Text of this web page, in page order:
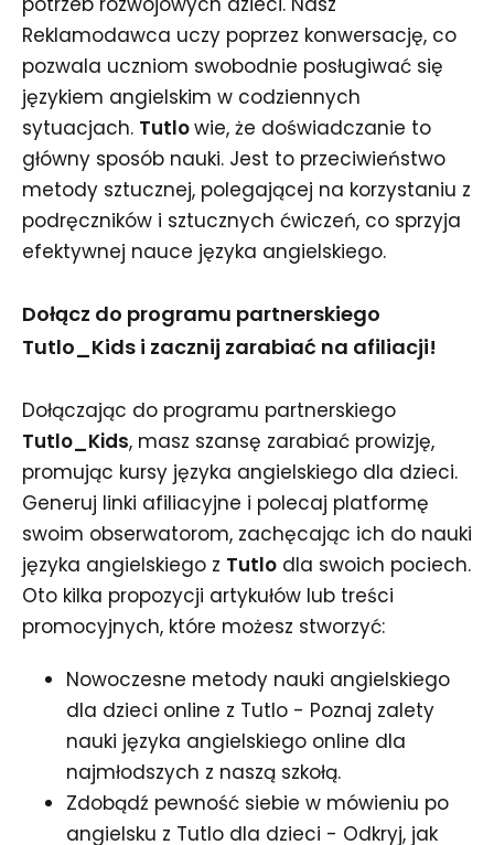
Reklamodawca uczy poprzez konwersację, co
pozwala uczniom swobodnie posługiwać się
językiem angielskim w codziennych
sytuacjach. Tutlowie, że doświadczanie to
główny sposób nauki. Jest to przeciwieństwo
metody sztucznej, polegającej na korzystaniu z
podręczników i sztucznych ćwiczeń, co sprzyja
efektywnej nauce języka angielskiego.
Dołącz do programu partnerskiego
Tutlo_Kids i zacznij zarabiać na afiliacji!
Dołączając do programu partnerskiego
Tutlo_Kids, masz szansę zarabiać prowizję,
promując kursy języka angielskiego dla dzieci.
Generuj linki afiliacyjne i polecaj platformę
swoim obserwatorom, zachęcając ich do nauki
języka angielskiego z Tutlo dla swoich pociech.
Oto kilka propozycji artykułów lub treści
promocyjnych, które możesz stworzyć:
Nowoczesne metody nauki angielskiego
dla dzieci online z Tutlo - Poznaj zalety
nauki języka angielskiego online dla
najmłodszych z naszą szkołą.
Zdobądź pewność siebie w mówieniu po
angielsku z Tutlo dla dzieci - Odkryj, jak